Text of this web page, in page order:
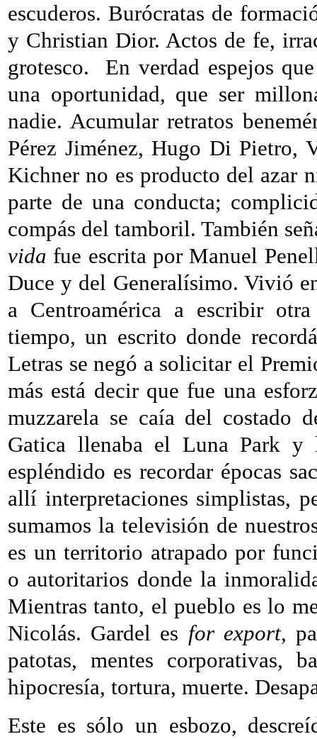
escuderos. Burócratas de
y Christian Dior. Actos de fe,
grotesco.
En verdad espejos
una oportunidad, que ser
nadie. Acumular retratos
Pérez Jiménez, Hugo Di Pietro,
Kichner no es producto del azar
parte de una conducta;
compás del tamboril. También
vida fue escrita por Manuel
Duce y del Generalísimo. Vivió
a Centroamérica a escribir
tiempo, un escrito donde
Letras se negó a solicitar el
más está decir que fue una
muzzarela se caía del costado
Gatica llenaba el Luna Park y
espléndido es recordar épocas
allí interpretaciones simplistas,
sumamos la televisión de
es un territorio atrapado por
o autoritarios donde la
Mientras tanto, el pueblo es lo
Nicolás. Gardel es for export,
patotas, mentes corporativas,
hipocresía, tortura, muerte.
Este es sólo un esbozo,